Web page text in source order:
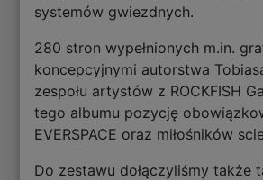
systemów gwiezdnych.
280 stron wypełnionych m.in.
koncepcyjnymi autorstwa
zespołu artystów z ROCKFISH
tego albumu pozycję
EVERSPACE oraz miłośników
Do zestawu dołączyliśmy także